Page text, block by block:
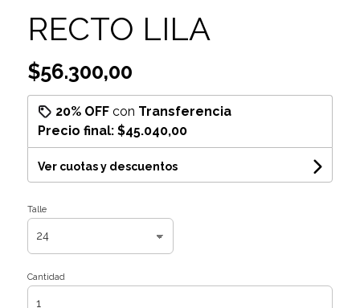
RECTO LILA
$56.300,00
20% OFFcon Transferencia
Precio final: $45.040,00
Ver cuotas y descuentos
Talle
Cantidad